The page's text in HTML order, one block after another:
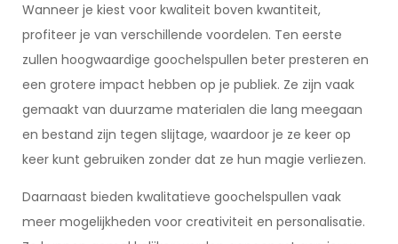
Wanneer je kiest voor kwaliteit boven kwantiteit,
profiteer je van verschillende voordelen. Ten eerste
zullen hoogwaardige goochelspullen beter presteren en
een grotere impact hebben op je publiek. Ze zijn vaak
gemaakt van duurzame materialen die lang meegaan
en bestand zijn tegen slijtage, waardoor je ze keer op
keer kunt gebruiken zonder dat ze hun magie verliezen.
Daarnaast bieden kwalitatieve goochelspullen vaak
meer mogelijkheden voor creativiteit en personalisatie.